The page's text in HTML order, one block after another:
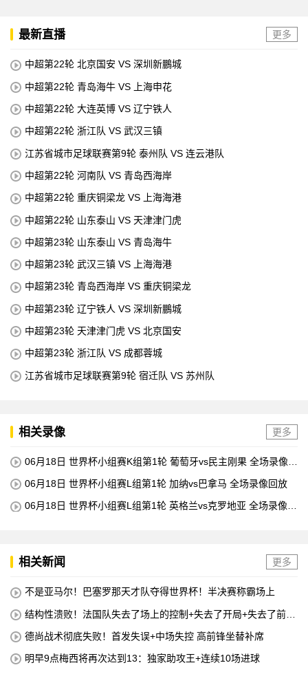
最新直播 更多
中超第22轮 北京国安 VS 深圳新鵬城
中超第22轮 青岛海牛 VS 上海申花
中超第22轮 大连英博 VS 辽宁铁人
中超第22轮 浙江队 VS 武汉三镇
江苏省城市足球联赛第9轮 泰州队 VS 连云港队
中超第22轮 河南队 VS 青岛西海岸
中超第22轮 重庆铜梁龙 VS 上海海港
中超第22轮 山东泰山 VS 天津津门虎
中超第23轮 山东泰山 VS 青岛海牛
中超第23轮 武汉三镇 VS 上海海港
中超第23轮 青岛西海岸 VS 重庆铜梁龙
中超第23轮 辽宁铁人 VS 深圳新鵬城
中超第23轮 天津津门虎 VS 北京国安
中超第23轮 浙江队 VS 成都蓉城
江苏省城市足球联赛第9轮 宿迁队 VS 苏州队
相关录像 更多
06月18日 世界杯小组赛K组第1轮 葡萄牙vs民主刚果 全场录像回
06月18日 世界杯小组赛L组第1轮 加纳vs巴拿马 全场录像回放
06月18日 世界杯小组赛L组第1轮 英格兰vs克罗地亚 全场录像回
相关新闻 更多
不是亚马尔！巴塞罗那天才队夺得世界杯！半决赛称霸场上
结构性溃败！法国队失去了场上的控制+失去了开局+失去了前锋
德尚战术彻底失败！首发失误+中场失控 高前锋坐替补席
明早9点梅西将再次达到13：独家助攻王+连续10场进球